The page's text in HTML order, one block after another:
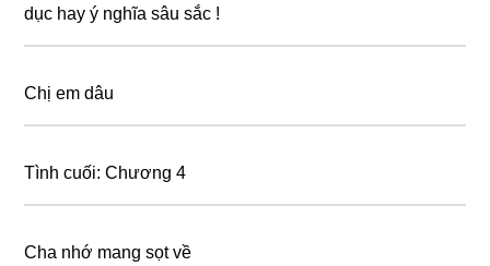
dục hay ý nghĩa sâu sắc !
Chị em dâu
Tình cuối: Chương 4
Cha nhớ mang sọt về